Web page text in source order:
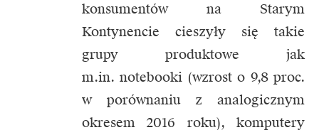
konsumentów na Starym
Kontynencie cieszyły się takie
grupy produktowe jak
m.in. notebooki (wzrost o 9,8 proc.
w porównaniu z analogicznym
okresem 2016 roku), komputery